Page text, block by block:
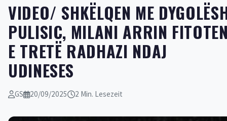
VIDEO/ SHKËLQEN ME
PULISIC, MILANI ARRIN
E TRETË RADHAZI NDAJ
UDINESES
GS 20/09/2025 2 Min. Lesezeit